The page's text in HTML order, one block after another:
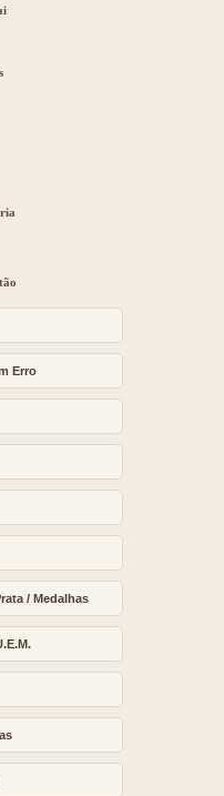
Erro
/ Medalhas